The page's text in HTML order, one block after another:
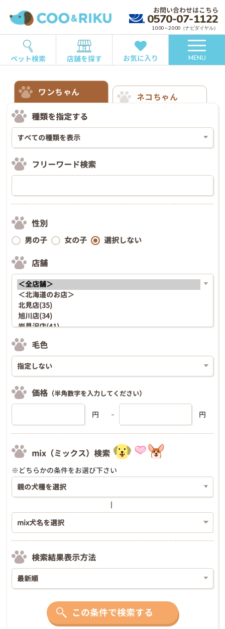
お問い合わせはこちら
0570-07-1122
10:00～20:00（ナビダイヤル）
ペット検索 店舗を探す お気に入り MENU
ワンちゃん
ネコちゃん
種類を指定する
フリーワード検索
性別
男の子 女の子 選択しない
店舗
毛色
価格 （半角数字を入力してください）
円 円
mix（ミックス）検索
※どちらかの条件をお選び下さい
検索結果表示方法
この条件で検索する